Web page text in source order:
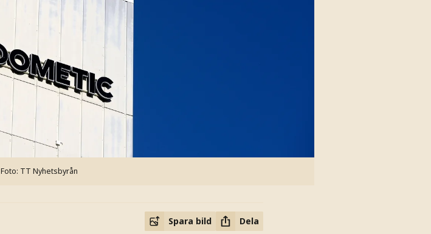
Foto: TT Nyhetsbyrån
Spara bild Dela